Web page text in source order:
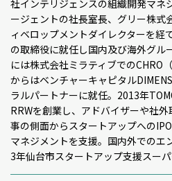
社インテリジェンスの組織開発マネ
ージェントの社長室長、グリー株式
ィベロップメントダイレクターを経
の取締役に就任し国内及び海外グル
には株式会社ミラティブでのCHRO
からはベンチャーキャピタル
ラルパートナーに就任。2013年
RRWを創業し、アドバイザーや社
事の側面からスタートアップへの
マネジメントを支援。国内外でのエ
3年仙台市スタートアップ支援スーパ